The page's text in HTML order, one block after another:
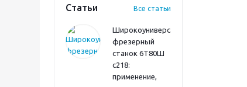
Статьи Все статьи
Широкоуниверсальный
фрезерный
станок 6Т80Ш
с218:
применение,